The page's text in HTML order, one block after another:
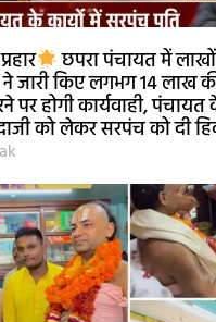
छपरा पंचायत में
जारी किए लगभग 14
पर होगी कार्यवाही,
को लेकर सरपंच को दी